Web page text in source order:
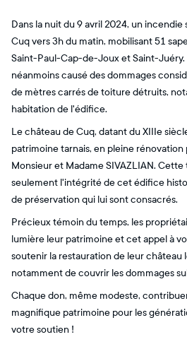
Dans la nuit du 9 avril 2024, un
Cuq vers 3h du matin, mobilisant 51
Saint-Paul-Cap-de-Joux et Saint-Juéry.
néanmoins causé des dommages
de mètres carrés de toiture détruits,
habitation de l'édifice.
Le château de Cuq, datant du XIIIe
patrimoine tarnais, en pleine rénovation
Monsieur et Madame SIVAZLIAN.
seulement l'intégrité de cet édifice
de préservation qui lui sont consacrés.
Précieux témoin du temps, les
lumière leur patrimoine et cet appel à
soutenir la restauration de leur
notamment de couvrir les dommages
Chaque don, même modeste,
magnifique patrimoine pour les
votre soutien !